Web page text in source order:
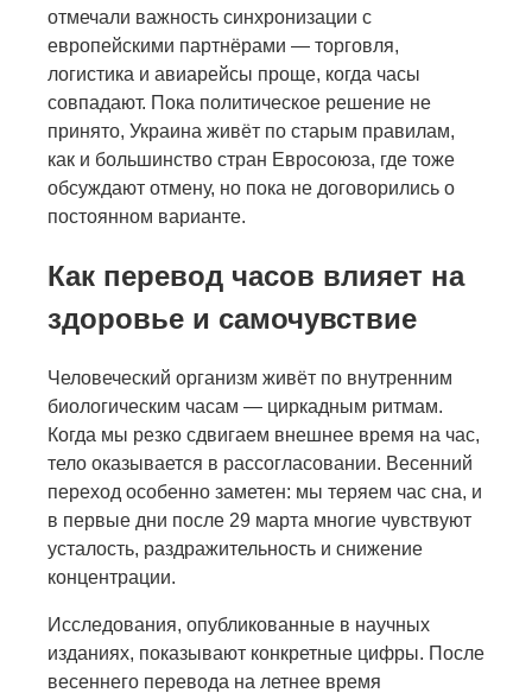
отмечали важность синхронизации с
европейскими партнёрами — торговля,
логистика и авиарейсы проще, когда часы
совпадают. Пока политическое решение не
принято, Украина живёт по старым правилам,
как и большинство стран Евросоюза, где тоже
обсуждают отмену, но пока не договорились о
постоянном варианте.
Как перевод часов влияет на
здоровье и самочувствие
Человеческий организм живёт по внутренним
биологическим часам — циркадным ритмам.
Когда мы резко сдвигаем внешнее время на час,
тело оказывается в рассогласовании. Весенний
переход особенно заметен: мы теряем час сна, и
в первые дни после 29 марта многие чувствуют
усталость, раздражительность и снижение
концентрации.
Исследования, опубликованные в научных
изданиях, показывают конкретные цифры. После
весеннего перевода на летнее время